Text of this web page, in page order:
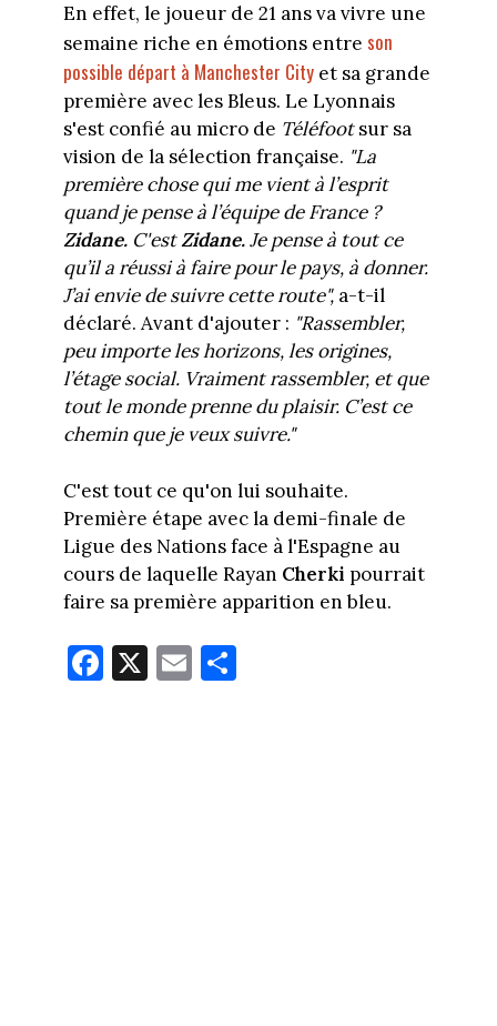
En effet, le joueur de 21 ans va vivre une
semaine riche en émotions entre son
possible départ à Manchester Cityet sa grande
première avec les Bleus. Le Lyonnais
s'est confié au micro de Téléfootsur sa
vision de la sélection française. "La
première chose qui me vient à l’esprit
quand je pense à l’équipe de France ?
Zidane.C'estZidane.Je pense à tout ce
qu’il a réussi à faire pour le pays, à donner.
J’ai envie de suivre cette route",a-t-il
déclaré. Avant d'ajouter : "Rassembler,
peu importe les horizons, les origines,
l’étage social. Vraiment rassembler, et que
tout le monde prenne du plaisir. C’est ce
chemin que je veux suivre."
C'est tout ce qu'on lui souhaite.
Première étape avec la demi-finale de
Ligue des Nations face à l'Espagne au
cours de laquelle Rayan Cherki pourrait
faire sa première apparition en bleu.
Fa
ce
X E
m
Pa